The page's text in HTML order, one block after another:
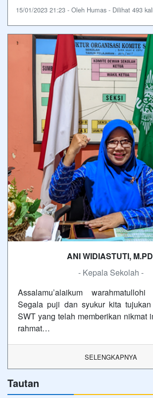
15/01/2023 21:23 - Oleh Humas - Dilihat 493 kali
ANI WIDIASTUTI,
- Kepala Sekolah -
Assalamu’alaikum warahmatullohi
Segala puji dan syukur kita
SWT yang telah memberikan nikmat
rahmat…
SELENGKAPNYA
Tautan